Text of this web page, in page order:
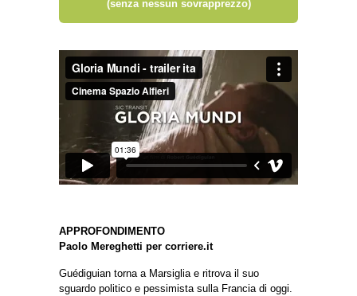
(senza nessun sovrapprezzo)
APPROFONDIMENTO
Paolo Mereghetti per corriere.it
Guédiguian torna a Marsiglia e ritrova il suo
sguardo politico e pessimista sulla Francia di oggi.